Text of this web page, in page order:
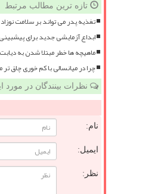
تازه ترین مطالب مرتبط
تغذیه پدر می تواند بر سلامت نوزاد
ابداع آزمایشی جدید برای
ماهیچه ها خطر مبتلا شدن به
چرا در میانسالی با کم خوری چاق
نظرات بینندگان در
نام:
ایمیل:
نظر: